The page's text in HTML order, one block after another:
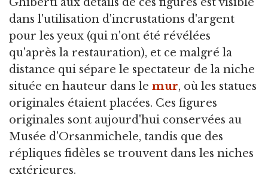
dans l'utilisation d'incrustations d'argent
pour les yeux (qui n'ont été révélées
qu'après la restauration), et ce malgré la
distance qui sépare le spectateur de la niche
située en hauteur dans le mur, où les statues
originales étaient placées. Ces figures
originales sont aujourd'hui conservées au
Musée d'Orsanmichele, tandis que des
répliques fidèles se trouvent dans les niches
extérieures.